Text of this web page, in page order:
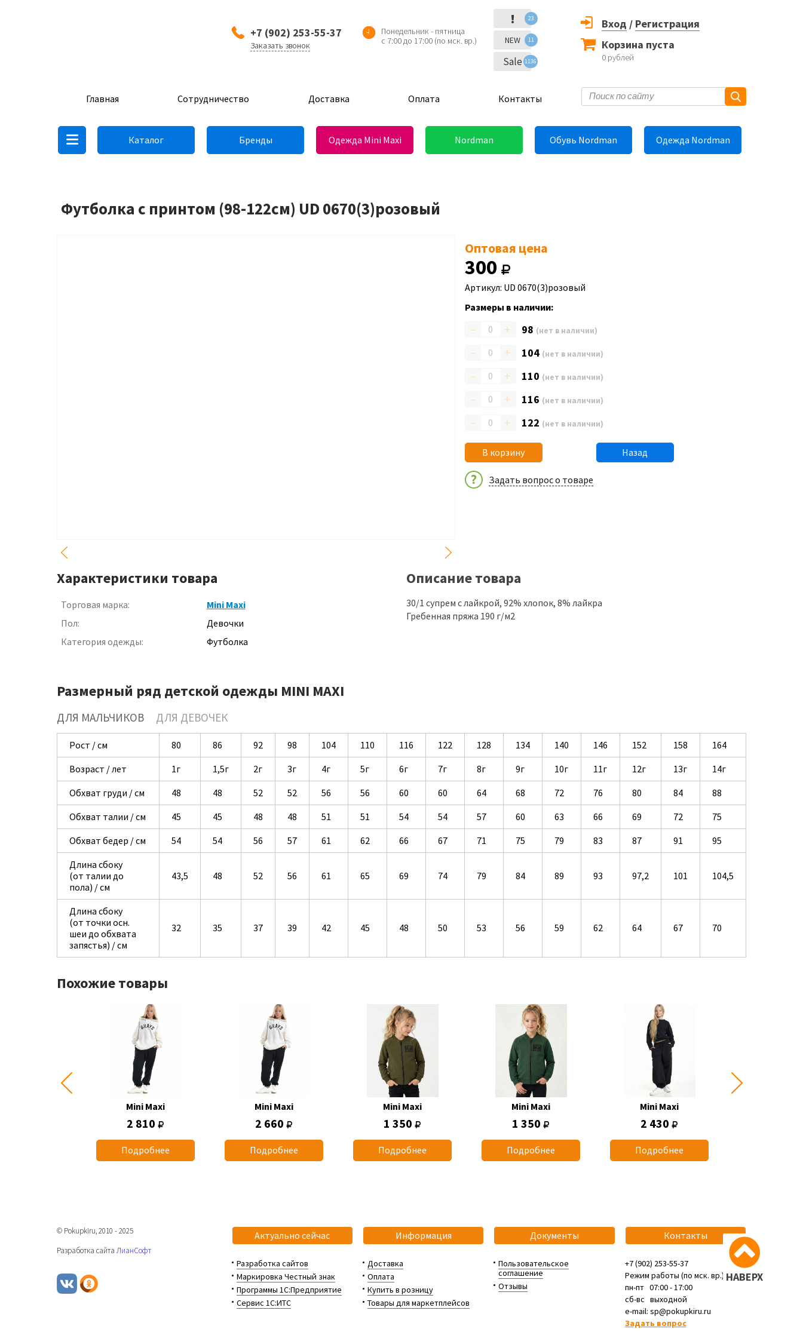
+7 (902) 253-55-37
Заказать звонок
Понедельник - пятница
с 7:00 до 17:00 (по мск. вр.)
! 23
NEW 11
Sale 1136
Вход / Регистрация
Корзина пуста
0 рублей
Главная Сотрудничество Доставка Оплата Контакты
Каталог Бренды Одежда Mini Maxi Nordman Обувь Nordman Одежда Nordman
Футболка с принтом (98-122см) UD 0670(3)розовый
Оптовая цена
300
Артикул: UD 0670(3)розовый
Размеры в наличии:
– + 98 (нет в наличии)
– + 104 (нет в наличии)
– + 110 (нет в наличии)
– + 116 (нет в наличии)
– + 122 (нет в наличии)
В корзину Назад
Задать вопрос о товаре
Характеристики товара
Торговая марка:
Mini Maxi
Пол:
Девочки
Категория одежды:
Футболка
Описание товара
30/1 супрем с лайкрой, 92% хлопок, 8% лайкра
Гребенная пряжа 190 г/м2
Размерный ряд детской одежды MINI MAXI
ДЛЯ МАЛЬЧИКОВ ДЛЯ ДЕВОЧЕК
Рост / см 80 86 92 98 104 110 116 122 128 134 140 146 152 158
164
Возраст / лет
1г 1,5г 2г 3г 4г 5г 6г 7г 8г 9г 10г 11г 12г 13г
14г
Обхват груди / см
48 48 52 52 56 56 60 60 64 68 72 76 80 84
88
Обхват талии / см
45 45 48 48 51 51 54 54 57 60 63 66 69 72
75
Обхват бедер / см
54 54 56 57 61 62 66 67 71 75 79 83 87 91
95
Длина сбоку
(от талии до
пола) / см
43,5 48 52 56 61 65 69 74 79 84 89 93 97,2 101 104,5
Длина сбоку
(от точки осн.
шеи до обхвата
запястья) / см
32 35 37 39 42 45 48 50 53 56 59 62 64 67 70
Похожие товары
Mini Maxi
2 810
Подробнее
Mini Maxi
2 660
Подробнее
Mini Maxi
1 350
Подробнее
Mini Maxi
1 350
Подробнее
Mini Maxi
2 430
Подробнее
НАВЕРХ
Актуально сейчас
Разработка сайтов
Маркировка Честный знак
Программы 1С:Предприятие
Сервис 1С:ИТС
Информация
Доставка
Оплата
Купить в розницу
Товары для маркетплейсов
Документы
Пользовательское
соглашение
Отзывы
Контакты
+7 (902) 253-55-37
Режим работы (по мск. вр.):
пн-пт 07:00 - 17:00
сб-вс выходной
e-mail: sp@pokupkiru.ru
Задать вопрос
© Pokupkiru, 2010 - 2025
Разработка сайта ЛианСофт